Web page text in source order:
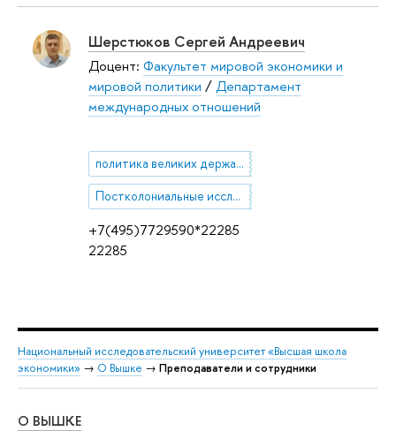
+7(495)7729590*22285
22285
Шерстюков Сергей Андреевич
Доцент: Факультет мировой экономики и
мировой политики /Департамент
международных отношений
политика великих держав на Ближнем Востоке в новейшее время
Постколониальные исследования
Национальный исследовательский университет «Высшая школа
экономики» → О Вышке → Преподаватели и сотрудники
О ВЫШКЕ